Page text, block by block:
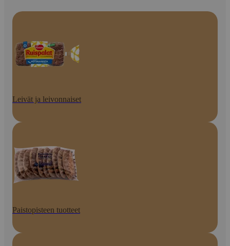
Leivät ja leivonnaiset
Paistopisteen tuotteet